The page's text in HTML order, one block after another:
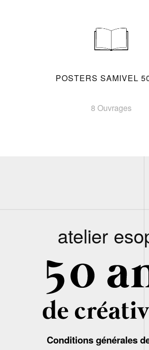
POSTERS SAMIVEL
8 Ouvrages
atelier
Conditions générales